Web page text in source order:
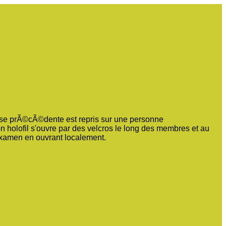
prÃ©cÃ©dente est repris sur une personne
s'ouvre par des velcros le long des membres et au
en ouvrant localement.